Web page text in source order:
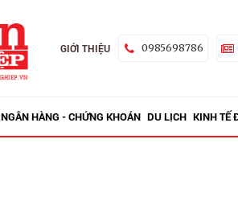
GIỚI THIỆU 0985698786
NGÂN HÀNG - CHỨNG KHOÁN DU LỊCH KINH TẾ